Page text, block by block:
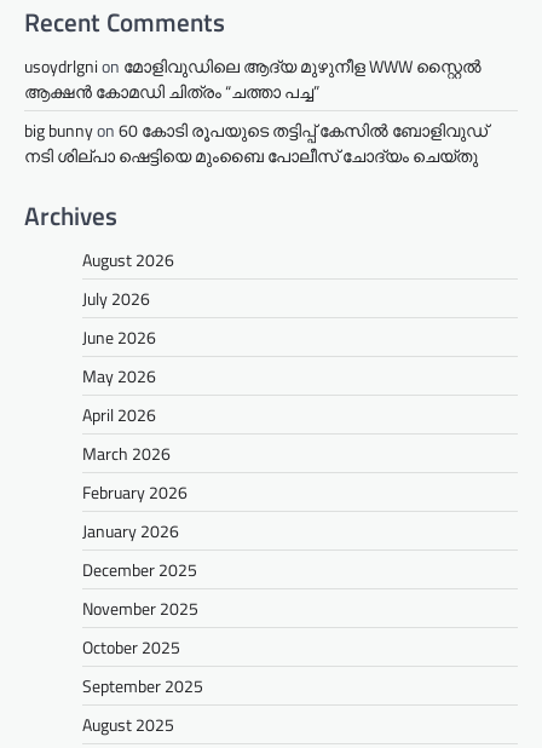
Recent Comments
usoydrlgnion മോളിവുഡിലെ ആദ്യ മുഴുനീള WWW സ്റ്റൈൽ
ആക്ഷൻ കോമഡി ചിത്രം “ചത്താ പച്ച”
big bunnyon60 കോടി രൂപയുടെ തട്ടിപ്പ് കേസിൽ ബോളിവുഡ്
നടി ശില്പാ ഷെട്ടിയെ മുംബൈ പോലീസ് ചോദ്യം ചെയ്തു
Archives
August 2026
July 2026
June 2026
May 2026
April 2026
March 2026
February 2026
January 2026
December 2025
November 2025
October 2025
September 2025
August 2025